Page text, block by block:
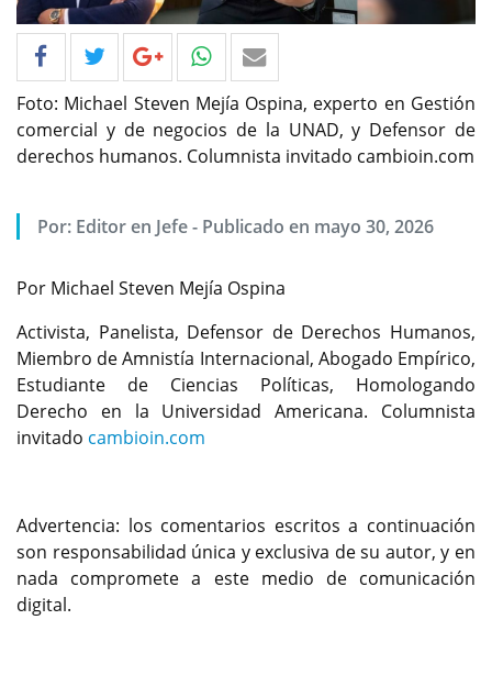
Foto: Michael Steven Mejía Ospina, experto en Gestión
comercial y de negocios de la UNAD, y Defensor de
derechos humanos. Columnista invitado cambioin.com
Por: Editor en Jefe - Publicado en mayo 30, 2026
Por Michael Steven Mejía Ospina
Activista, Panelista, Defensor de Derechos Humanos,
Miembro de Amnistía Internacional, Abogado Empírico,
Estudiante de Ciencias Políticas, Homologando
Derecho en la Universidad Americana. Columnista
invitado cambioin.com
Advertencia: los comentarios escritos a continuación
son responsabilidad única y exclusiva de su autor, y en
nada compromete a este medio de comunicación
digital.